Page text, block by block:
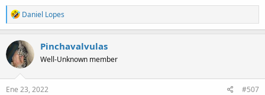
R
e
a
c
t
i
o
n
s
Daniel Lopes
Pinchavalvulas
Well-Unknown member
Ene 23, 2022 #507